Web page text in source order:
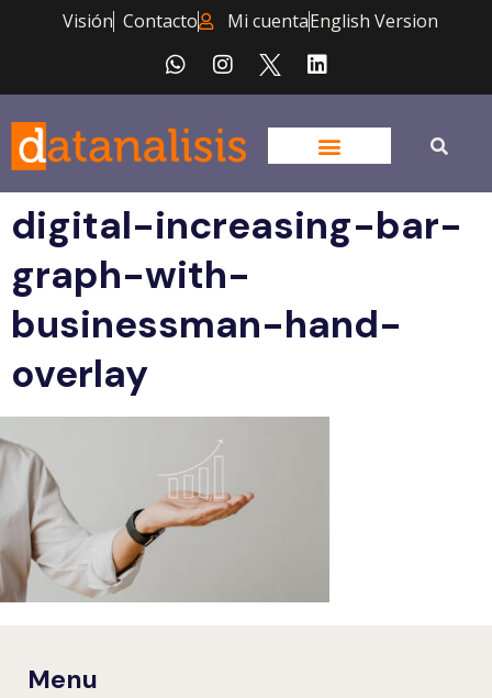
Visión Contacto Mi cuentaEnglish Version
digital-increasing-bar-
graph-with-
businessman-hand-
overlay
Menu